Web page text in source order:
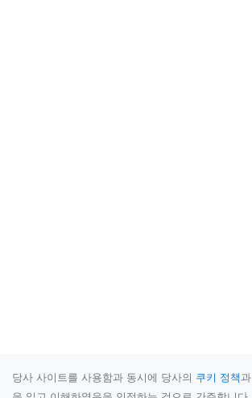
당사 사이트를 사용함과 동시에 당사의 쿠키 정책과